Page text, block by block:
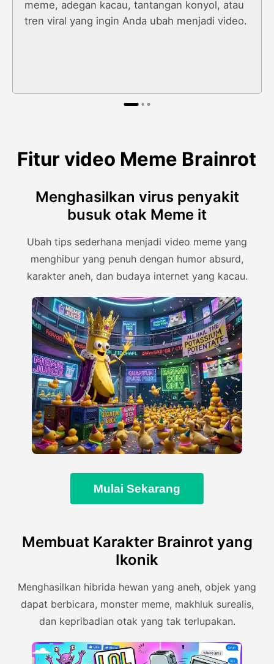
meme, adegan kacau, tantangan konyol, atau
tren viral yang ingin Anda ubah menjadi video.
Fitur video Meme Brainrot
Menghasilkan virus penyakit
busuk otak Meme it
Ubah tips sederhana menjadi video meme yang
menghibur yang penuh dengan humor absurd,
karakter aneh, dan budaya internet yang kacau.
Mulai Sekarang
Membuat Karakter Brainrot yang
Ikonik
Menghasilkan hibrida hewan yang aneh, objek yang
dapat berbicara, monster meme, makhluk surealis,
dan kepribadian otak yang tak terlupakan.